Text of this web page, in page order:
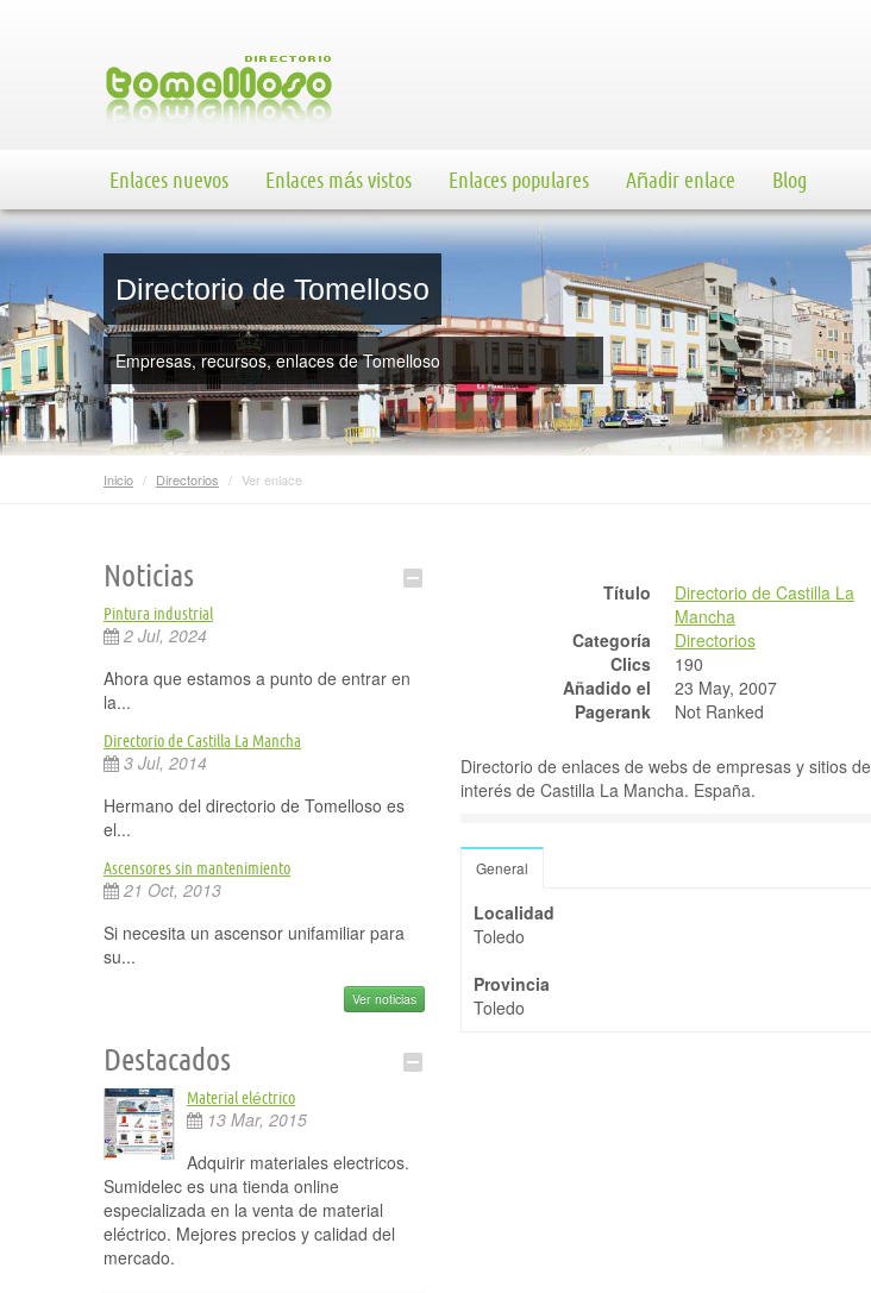
Enlaces nuevos Enlaces más vistos Enlaces populares Añadir enlace Blog
Directorio de Tomelloso
Empresas, recursos, enlaces de Tomelloso
Inicio / Directorios / Ver enlace
Noticias
Pintura industrial
2 Jul, 2024
Ahora que estamos a punto de entrar en
la...
Directorio de Castilla La Mancha
3 Jul, 2014
Hermano del directorio de Tomelloso es
el...
Ascensores sin mantenimiento
21 Oct, 2013
Si necesita un ascensor unifamiliar para
su...
Ver noticias
Destacados
Material eléctrico
13 Mar, 2015
Adquirir materiales electricos.
Sumidelec es una tienda online
especializada en la venta de material
eléctrico. Mejores precios y calidad del
mercado.
Título
Directorio de Castilla La
Mancha
Categoría
Directorios
Clics
190
Añadido el
23 May, 2007
Pagerank
Not Ranked
Directorio de enlaces de webs de empresas y sitios de
interés de Castilla La Mancha. España.
General
Localidad
Toledo
Provincia
Toledo